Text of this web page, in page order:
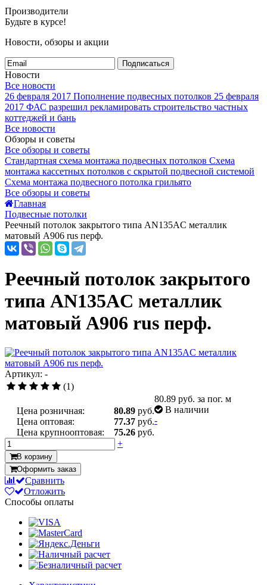
Производители
Будьте в курсе!
Новости, обзоры и акции
Подписаться
Новости
Все новости
26 февраля 2017 Пополнение подвесных потолков 25 февраля
2017 ФАС разрешил рекламировать строительство частных
коттеджей и бань
Все новости
Обзоры и советы
Все обзоры и советы
Стандартная схема монтажа подвесных потолков Схема
монтажа кассетных потолков с скрытой подвесной системой
Схема монтажа подвесного потолка грильято
Все обзоры и советы
Главная
Подвесные потолки
Реечный потолок закрытого типа AN135AС металлик
матовый А906 rus перф.
Реечный потолок закрытого
типа AN135AС металлик
матовый А906 rus перф.
Артикул: -
(1)
Цена розничная: 80.89 руб.
Цена оптовая:
77.37 руб.
Цена крупнооптовая:
75.26 руб.
80.89 руб. за пог. м
В наличии
-
+
В корзину
Оформить заказ
Сравнить
Отложить
Способы оплаты